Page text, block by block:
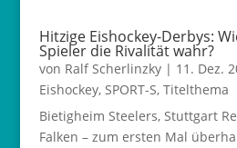
Hitzige Eishockey-Derbys:
Spieler die Rivalität wahr?
von Ralf Scherlinzky| 11. Dez.
Eishockey, SPORT-S, Titelthema
Bietigheim Steelers, Stuttgart
Falken – zum ersten Mal